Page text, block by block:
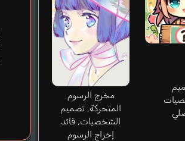
مخرج الرسوم
المتحركة, تصميم
الشخصيات, قائد
إخراج الرسوم